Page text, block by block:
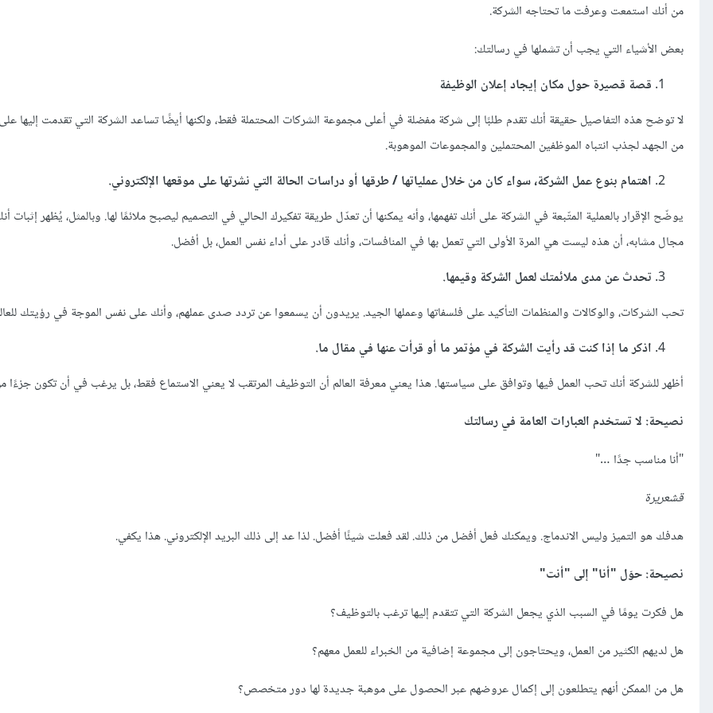
من أنك استمعت وعرفت ما تحتاجه الشركة.
بعض الأشياء التي يجب أن تشملها في رسالتك:
قصة قصيرة حول مكان إيجاد إعلان الوظيفة
لا توضح هذه التفاصيل حقيقة أنك تقدم طلبًا إلى شركة مفضلة في أعلى مجموعة الشركات المحتملة فقط، ولكنها أيضًا تساعد الشركة التي تقدمت إليها
من الجهد لجذب انتباه الموظفين المحتملين والمجموعات الموهوبة.
اهتمام بنوع عمل الشركة، سواء كان من خلال عملياتها / طرقها أو دراسات الحالة التي نشرتها على موقعها الإلكتروني.
يوضّح الإقرار بالعملية المتّبعة في الشركة على أنك تفهمها، وأنه يمكنها أن تعدّل طريقة تفكيرك الحالي في التصميم ليصبح ملائمًا لها. وبالمثل، يُظهر
مجال مشابه، أن هذه ليست هي المرة الأولى التي تعمل بها في المنافسات، وأنك قادر على أداء نفس العمل، بل أفضل.
تحدث عن مدى ملائمتك لعمل الشركة وقيمها.
تحب الشركات، والوكالات والمنظمات التأكيد على فلسفاتها وعملها الجيد. يريدون أن يسمعوا عن تردد صدى عملهم، وأنك على نفس الموجة في رؤيتك
اذكر ما إذا كنت قد رأيت الشركة في مؤتمر ما أو قرأت عنها في مقال ما.
أظهر للشركة أنك تحب العمل فيها وتوافق على سياستها. هذا يعني معرفة العالم أن التوظيف المرتقب لا يعني الاستماع فقط، بل يرغب في أن تكون جزءًا
نصيحة: لا تستخدم العبارات العامة في رسالتك
"أنا مناسب جدًا …"
قشعريرة
هدفك هو التميز وليس الاندماج. ويمكنك فعل أفضل من ذلك. لقد فعلت شيئًا أفضل. لذا عد إلى ذلك البريد الإلكتروني. هذا يكفي.
نصيحة: حوّل "أنا" إلى "أنت"
هل فكرت يومًا في السبب الذي يجعل الشركة التي تتقدم إليها ترغب بالتوظيف؟
هل لديهم الكثير من العمل، ويحتاجون إلى مجموعة إضافية من الخبراء للعمل معهم؟
هل من الممكن أنهم يتطلعون إلى إكمال عروضهم عبر الحصول على موهبة جديدة لها دور متخصص؟